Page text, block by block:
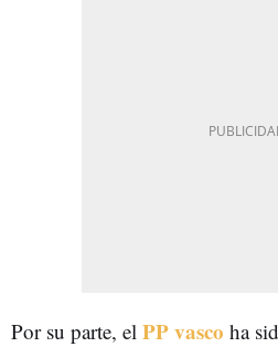
Por su parte, el PP vasco ha